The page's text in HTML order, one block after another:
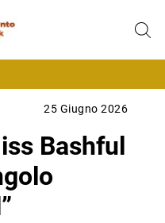
25 Giugno 2026
Bashful